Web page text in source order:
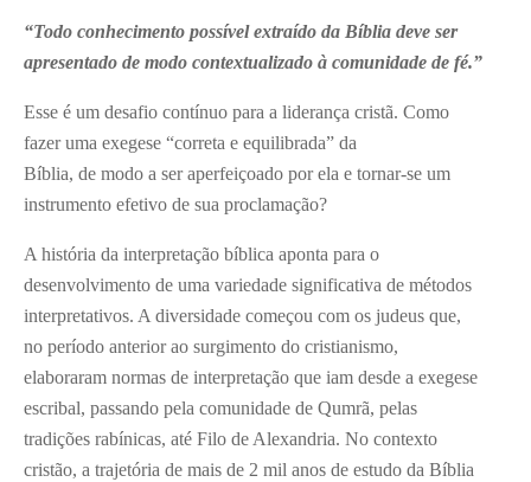
“Todo conhecimento possível extraído da Bíblia deve ser
apresentado de modo contextualizado à comunidade de fé.”
Esse é um desafio contínuo para a liderança cristã. Como
fazer uma exegese “correta e equilibrada” da
Bíblia, de modo a ser aperfeiçoado por ela e tornar-se um
instrumento efetivo de sua proclamação?
A história da interpretação bíblica aponta para o
desenvolvimento de uma variedade significativa de métodos
interpretativos. A diversidade começou com os judeus que,
no período anterior ao surgimento do cristianismo,
elaboraram normas de interpretação que iam desde a exegese
escribal, passando pela comunidade de Qumrã, pelas
tradições rabínicas, até Filo de Alexandria. No contexto
cristão, a trajetória de mais de 2 mil anos de estudo da Bíblia